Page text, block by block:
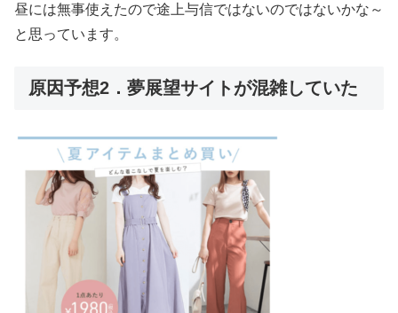
昼には無事使えたので途上与信ではないのではないかな～
と思っています。
原因予想2．夢展望サイトが混雑していた